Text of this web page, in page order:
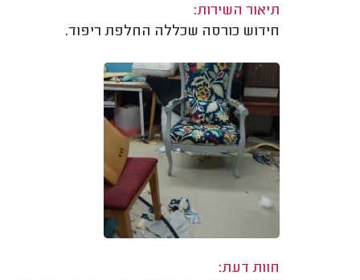
תיאור השירות:
חידוש כורסה שכללה החלפת ריפוד.
חוות דעת: